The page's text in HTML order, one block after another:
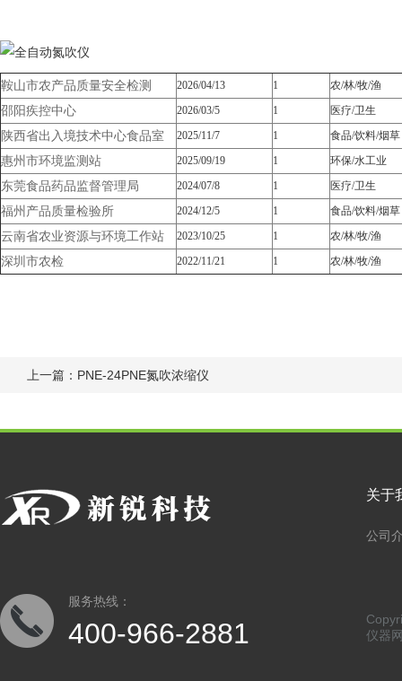
鞍山市农产品质量安全检测 2026/04/13 1 农/林/牧/渔
邵阳疾控中心 2026/03/5 1 医疗/卫生
陕西省出入境技术中心食品室 2025/11/7 1 食品/饮料/烟草
惠州市环境监测站 2025/09/19 1 环保/水工业
东莞食品药品监督管理局 2024/07/8 1 医疗/卫生
福州产品质量检验所 2024/12/5 1 食品/饮料/烟草
云南省农业资源与环境工作站 2023/10/25 1 农/林/牧/渔
深圳市农检 2022/11/21 1 农/林/牧/渔
上一篇： PNE-24PNE氮吹浓缩仪
服务热线：
400-966-2881
关于
公司
仪器